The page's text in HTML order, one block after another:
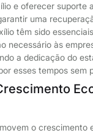
e oferecer suporte
uma
têm sido
necessário às
a dedicação do
esses tempos sem
o crescimento